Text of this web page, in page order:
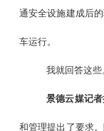
通安全设施建成后
车运行。
我就回答这
景德云媒记者
和管理提出了要求